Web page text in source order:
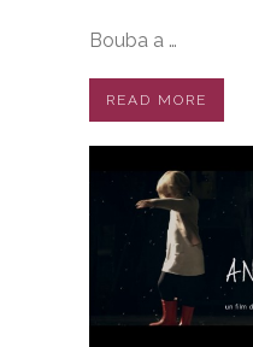
Bouba a …
READ MORE